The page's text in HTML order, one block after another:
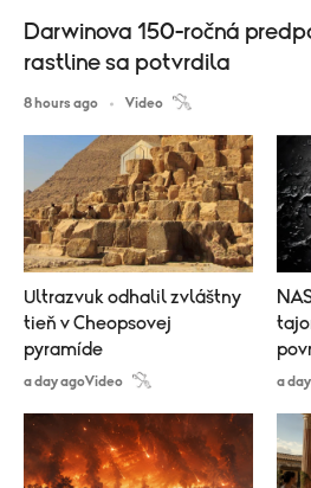
Darwinova 150-ročná
rastline sa potvrdila
8 hours ago Video
Ultrazvuk odhalil zvláštny
tieň v Cheopsovej
pyramíde
a day agoVideo a